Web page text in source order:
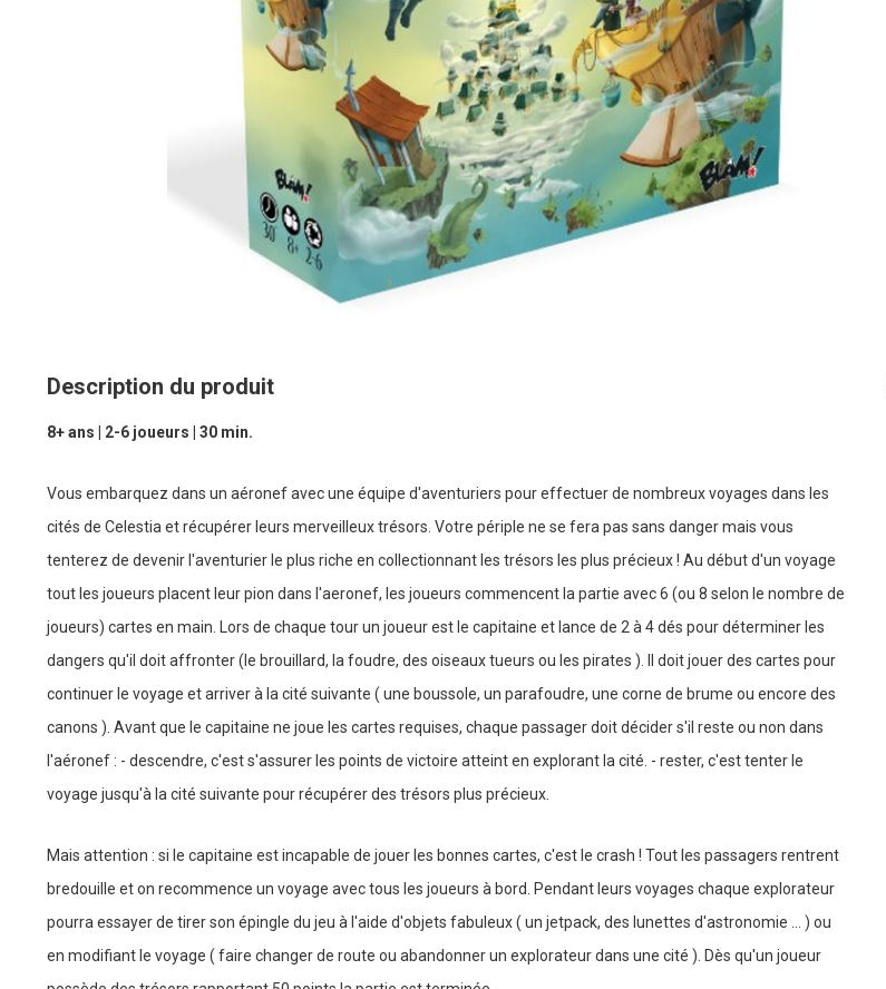
Description du produit
8+ ans | 2-6 joueurs | 30 min.
Vous embarquez dans un aéronef avec une équipe d'aventuriers pour effectuer de nombreux voyages dans les
cités de Celestia et récupérer leurs merveilleux trésors. Votre périple ne se fera pas sans danger mais vous
tenterez de devenir l'aventurier le plus riche en collectionnant les trésors les plus précieux ! Au début d'un voyage
tout les joueurs placent leur pion dans l'aeronef, les joueurs commencent la partie avec 6 (ou 8 selon le nombre de
joueurs) cartes en main. Lors de chaque tour un joueur est le capitaine et lance de 2 à 4 dés pour déterminer les
dangers qu'il doit affronter (le brouillard, la foudre, des oiseaux tueurs ou les pirates ). Il doit jouer des cartes pour
continuer le voyage et arriver à la cité suivante ( une boussole, un parafoudre, une corne de brume ou encore des
canons ). Avant que le capitaine ne joue les cartes requises, chaque passager doit décider s'il reste ou non dans
l'aéronef : - descendre, c'est s'assurer les points de victoire atteint en explorant la cité. - rester, c'est tenter le
voyage jusqu'à la cité suivante pour récupérer des trésors plus précieux.
Mais attention : si le capitaine est incapable de jouer les bonnes cartes, c'est le crash ! Tout les passagers rentrent
bredouille et on recommence un voyage avec tous les joueurs à bord. Pendant leurs voyages chaque explorateur
pourra essayer de tirer son épingle du jeu à l'aide d'objets fabuleux ( un jetpack, des lunettes d'astronomie ... ) ou
en modifiant le voyage ( faire changer de route ou abandonner un explorateur dans une cité ). Dès qu'un joueur